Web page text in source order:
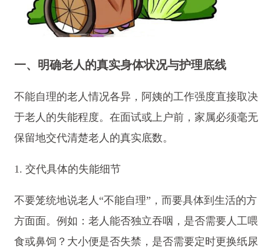
一、明确老人的真实身体状况与护理底线
不能自理的老人情况各异，阿姨的工作强度直接取决
于老人的失能程度。在面试或上户前，家属必须毫无
保留地交代清楚老人的真实底数。
1. 交代具体的失能细节
不要笼统地说老人“不能自理”，而要具体到生活的方
方面面。例如：老人能否独立吞咽，是否需要人工喂
食或鼻饲？大小便是否失禁，是否需要定时更换纸尿